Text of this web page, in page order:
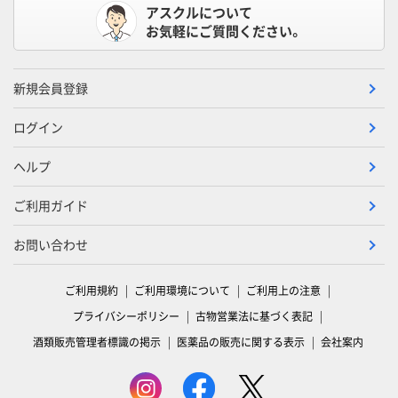
アスクルについて
お気軽にご質問ください。
新規会員登録
ログイン
ヘルプ
ご利用ガイド
お問い合わせ
ご利用規約 ご利用環境について
ご利用上の注意
プライバシーポリシー
古物営業法に基づく表記
酒類販売管理者標識の掲示
医薬品の販売に関する表示 会社案内